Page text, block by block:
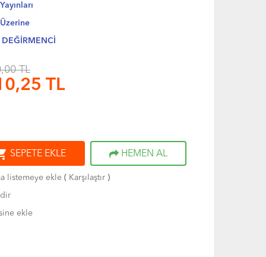
DEĞİRMENCİ
TL
TL
SEPETE EKLE HEMEN AL
listemeye ekle( Karşılaştır)
ekle